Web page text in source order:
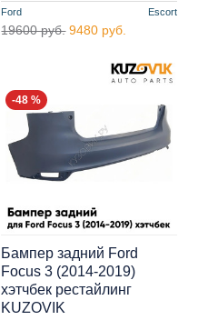
Ford Escort
19600 руб. 9480 руб.
-48 %
Бампер задний Ford
Focus 3 (2014-2019)
хэтчбек рестайлинг
KUZOVIK